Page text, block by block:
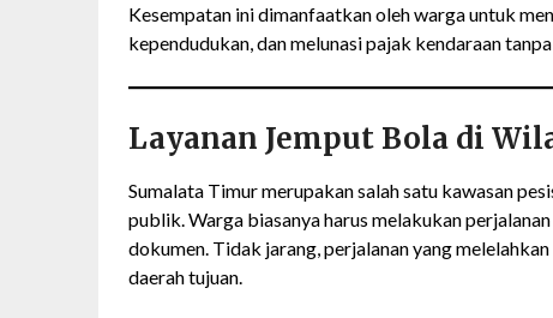
Kesempatan ini dimanfaatkan oleh warga untuk
kependudukan, dan melunasi pajak kendaraan
Layanan Jemput Bola di
Sumalata Timur merupakan salah satu kawasan
publik. Warga biasanya harus melakukan
dokumen. Tidak jarang, perjalanan yang
daerah tujuan.